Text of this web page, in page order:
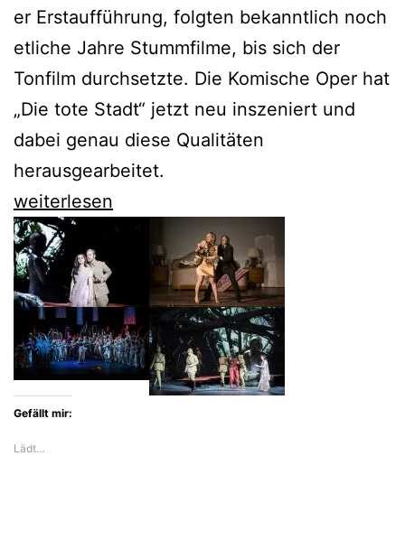
er Erstaufführung, folgten bekanntlich noch
etliche Jahre Stummfilme, bis sich der
Tonfilm durchsetzte. Die Komische Oper hat
„Die tote Stadt“ jetzt neu inszeniert und
dabei genau diese Qualitäten
herausgearbeitet.
Die
Komische
Oper
zeigt
uns
„Die
tote
Stadt“
von
weiterlesen
Gefällt mir:
Lädt…